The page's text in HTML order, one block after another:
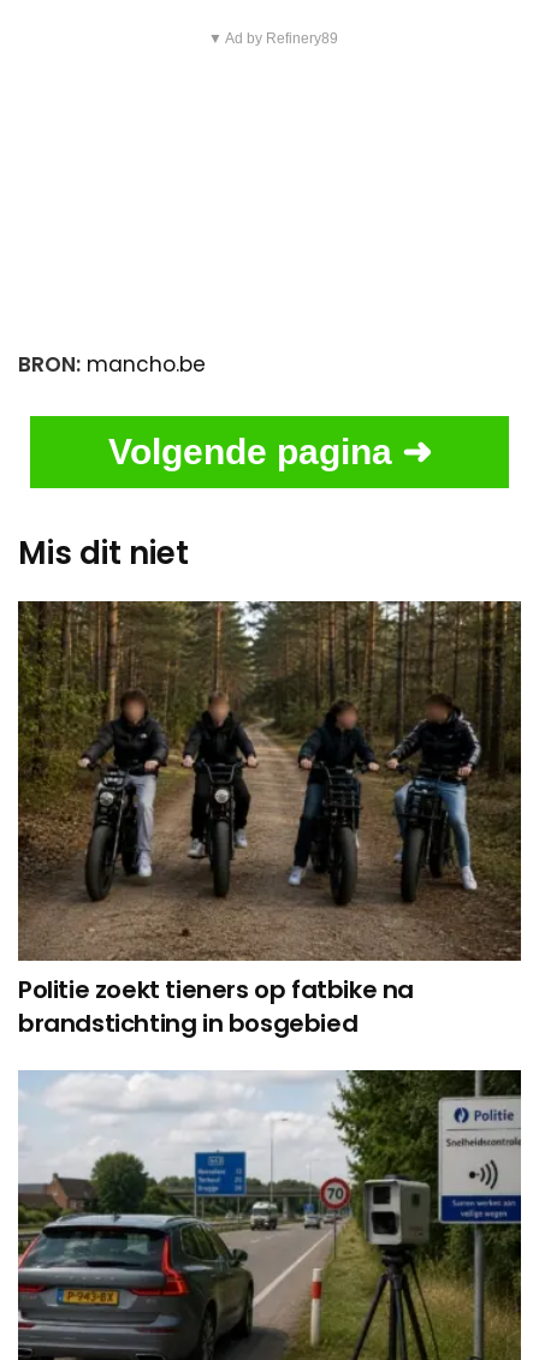
▼ Ad by Refinery89
BRON: mancho.be
Volgende pagina ➜
Mis dit niet
Politie zoekt tieners op fatbike na
brandstichting in bosgebied